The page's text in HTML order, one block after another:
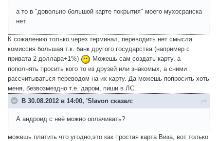
а то в "довольно большой карте покрытия" моего мухосpaнска
нет
К сожалению только через терминал, переводить нет смысла
комиссия большая т.к. банк другого государства (например с
привата 2 доллара+1%)
Можешь сам создать карту, а
пополнять просить кого то из друзей или знакомых, а сними
рассчитываться переводом на их карту. Да можешь попросить хоть
меня, безвозмездно т.е. даром, пиши в ЛС.
В 30.08.2012 в 14:00, 'Slavon сказал:
А андроид с неё можно оплачивать?
можешь платить что угодно,это как простая карта Виза, вот только